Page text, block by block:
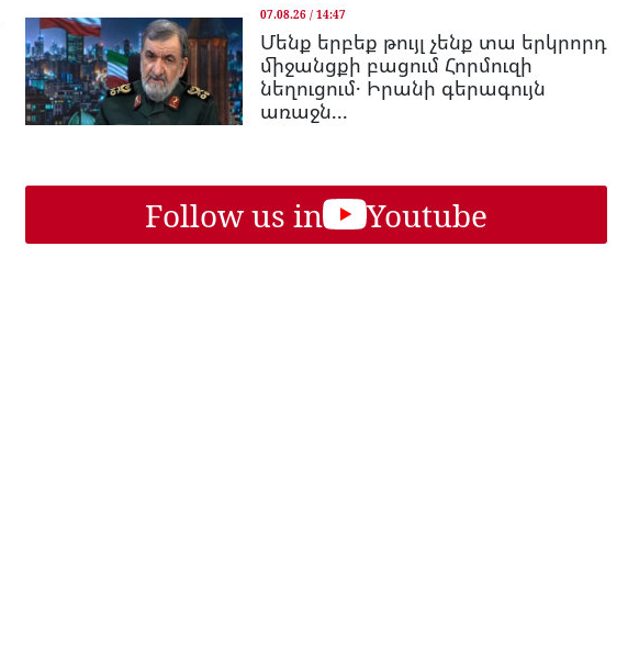
07.08.26 / 14:47
Մենք երբեք թույլ չենք տա երկրորդ
միջանցքի բացում Հորմուզի
նեղուցում․ Իրանի գերագույն
առաջն...
Follow us in Youtube